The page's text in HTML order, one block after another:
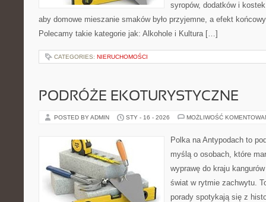
syropów, dodatków i
aby domowe mieszanie smaków było przyjemne, a efekt
Polecamy takie kategorie jak: Alkohole i Kultura […]
CATEGORIES: NIERUCHOMOŚCI
PODRÓŻE EKOTURYSTYCZNE
POSTED BY ADMIN STY - 16 - 2026 MOŻLIWOŚĆ
Polka na Antypodach to
myślą o osobach, które
wyprawę do kraju
świat w rytmie zachwytu.
porady spotykają się z